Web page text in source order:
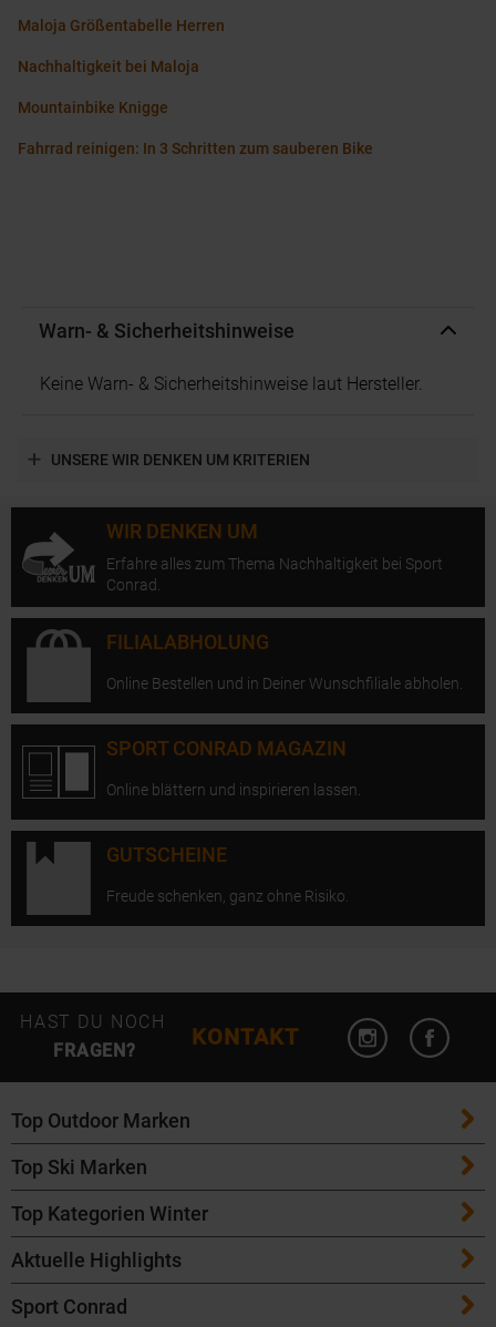
Maloja Größentabelle Herren
Nachhaltigkeit bei Maloja
Mountainbike Knigge
Fahrrad reinigen: In 3 Schritten zum sauberen Bike
Warn- & Sicherheitshinweise
Keine Warn- & Sicherheitshinweise laut Hersteller.
UNSERE WIR DENKEN UM KRITERIEN
WIR DENKEN UM
Erfahre alles zum Thema Nachhaltigkeit bei Sport
Conrad.
FILIALABHOLUNG
Online Bestellen und in Deiner Wunschfiliale abholen.
SPORT CONRAD MAGAZIN
Online blättern und inspirieren lassen.
GUTSCHEINE
Freude schenken, ganz ohne Risiko.
HAST DU NOCH
FRAGEN?
KONTAKT
Instagram
Top Outdoor Marken
Patagonia
Maloja
Salomon
Icebreaker
Top Ski Marken
ATK Bindungen
K2 Ski
Völkl Ski
Top Kategorien Winter
Ski
Skitouren Ski
Aktuelle Highlights
Maloja Fahrradbekleidung
Sport Conrad